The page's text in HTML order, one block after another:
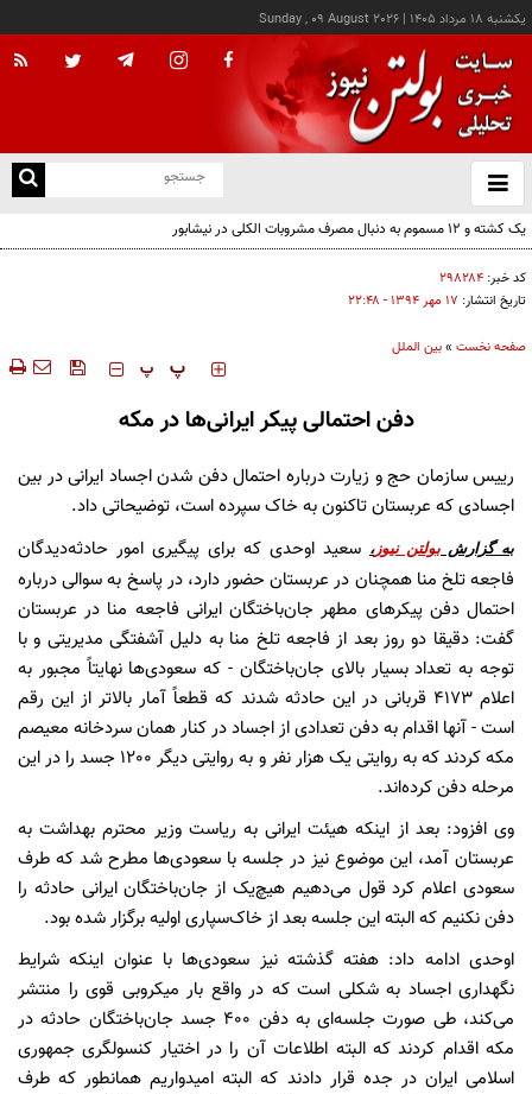
يکشنبه ۱۸ مرداد ۱۴۰۵ |
Sunday , 09 August 2026
باز
و
کد خبر: ۲۹۸۲۸۴
تاریخ انتشار: ۱۷ مهر ۱۳۹۴ - ۲۲:۴۸
صفحه نخست »بین الملل
‍‍‍ پ پ
دفن احتمالی پیکر ایرانی‌ها در مکه
رییس سازمان حج و زیارت درباره احتمال دفن شدن اجساد ایرانی در بین
اجسادی که عربستان تاکنون به خاک سپرده است، توضیحاتی داد.
به گزارش بولتن نیوز، سعید اوحدی که برای پیگیری امور حادثه‌دیدگان
فاجعه تلخ منا همچنان در عربستان حضور دارد، در پاسخ به سوالی درباره
احتمال دفن پیکرهای مطهر جان‌باختگان ایرانی فاجعه منا در عربستان
گفت: دقیقا دو روز بعد از فاجعه تلخ منا به دلیل آشفتگی مدیریتی و با
توجه به تعداد بسیار بالای جان‌باختگان - که سعودی‌ها نهایتاً مجبور به
اعلام 4173 قربانی در این حادثه شدند که قطعاً آمار بالاتر از این رقم
است - آنها اقدام به دفن تعدادی از اجساد در کنار همان سردخانه معیصم
مکه کردند که به روایتی یک هزار نفر و به روایتی دیگر 1200 جسد را در این
مرحله دفن کرده‌اند.
وی افزود: بعد از اینکه هیئت ایرانی به ریاست وزیر محترم بهداشت به
عربستان آمد، این موضوع نیز در جلسه با سعودی‌ها مطرح شد که طرف
سعودی اعلام کرد قول می‌دهیم هیچ‌یک از جان‌باختگان ایرانی حادثه را
دفن نکنیم که البته این جلسه بعد از خاک‌سپاری اولیه برگزار شده بود.
اوحدی ادامه داد: هفته گذشته نیز سعودی‌ها با عنوان اینکه شرایط
نگهداری اجساد به شکلی است که در واقع بار میکروبی قوی را منتشر
می‌کند، طی صورت جلسه‌ای به دفن 400 جسد جان‌باختگان حادثه در
مکه اقدام کردند که البته اطلاعات آن را در اختیار کنسولگری جمهوری
اسلامی ایران در جده قرار دادند که البته امیدواریم همانطور که طرف